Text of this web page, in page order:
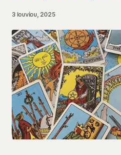
3 Ιουνίου, 2025